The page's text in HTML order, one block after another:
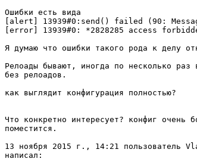
Ошибки есть вида
[alert] 13939#0:send() failed (90:
[error] 13939#0: *2828285 access
Я думаю что ошибки такого рода к делу
Релоады бывают, иногда по несколько
без релоадов.
как выглядит конфигурация полностью?
Что конкретно интересует? конфиг очень
поместится.
13 ноября 2015 г., 14:21 пользователь
написал: